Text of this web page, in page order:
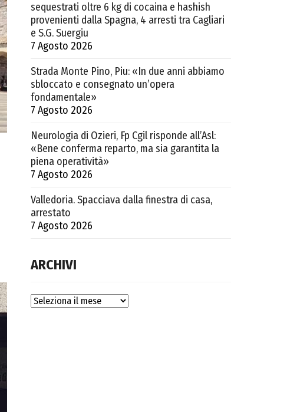
sequestrati oltre 6 kg di cocaina e hashish
provenienti dalla Spagna, 4 arresti tra Cagliari
e S.G. Suergiu
7 Agosto 2026
Strada Monte Pino, Piu: «In due anni abbiamo
sbloccato e consegnato un’opera
fondamentale»
7 Agosto 2026
Neurologia di Ozieri, Fp Cgil risponde all’Asl:
«Bene conferma reparto, ma sia garantita la
piena operatività»
7 Agosto 2026
Valledoria. Spacciava dalla finestra di casa,
arrestato
7 Agosto 2026
ARCHIVI
Archivi